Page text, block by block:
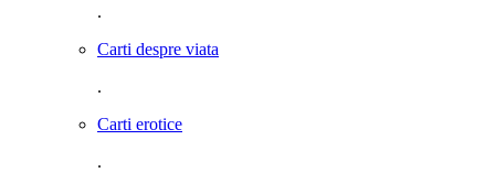
.
Carti despre viata
.
Carti erotice
.